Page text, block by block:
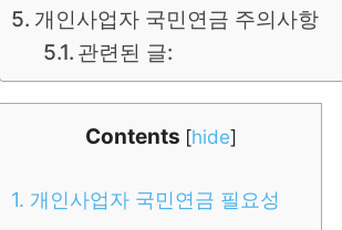
개인사업자 국민연금 주의사항
관련된 글:
Contents [hide]
1. 개인사업자 국민연금 필요성